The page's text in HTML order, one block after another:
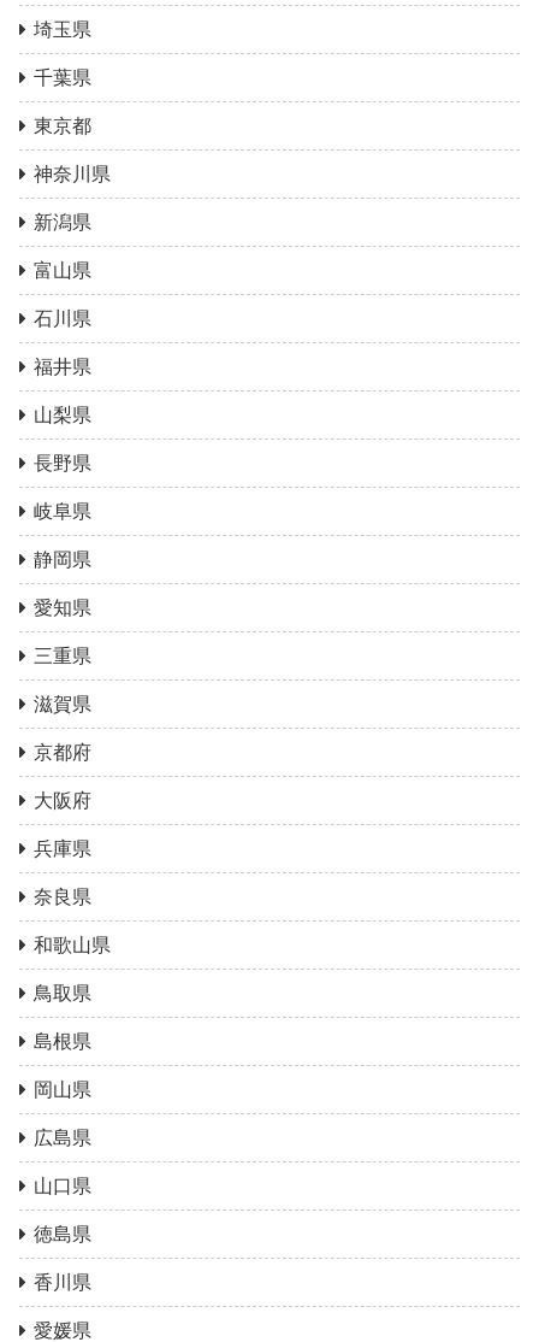
埼玉県
千葉県
東京都
神奈川県
新潟県
富山県
石川県
福井県
山梨県
長野県
岐阜県
静岡県
愛知県
三重県
滋賀県
京都府
大阪府
兵庫県
奈良県
和歌山県
鳥取県
島根県
岡山県
広島県
山口県
徳島県
香川県
愛媛県